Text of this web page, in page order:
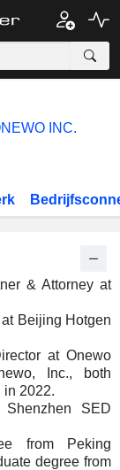
INC.
& Attorney at
Beijing Hotgen
at Onewo
Inc., both
in 2022.
SED
from Peking
degree from